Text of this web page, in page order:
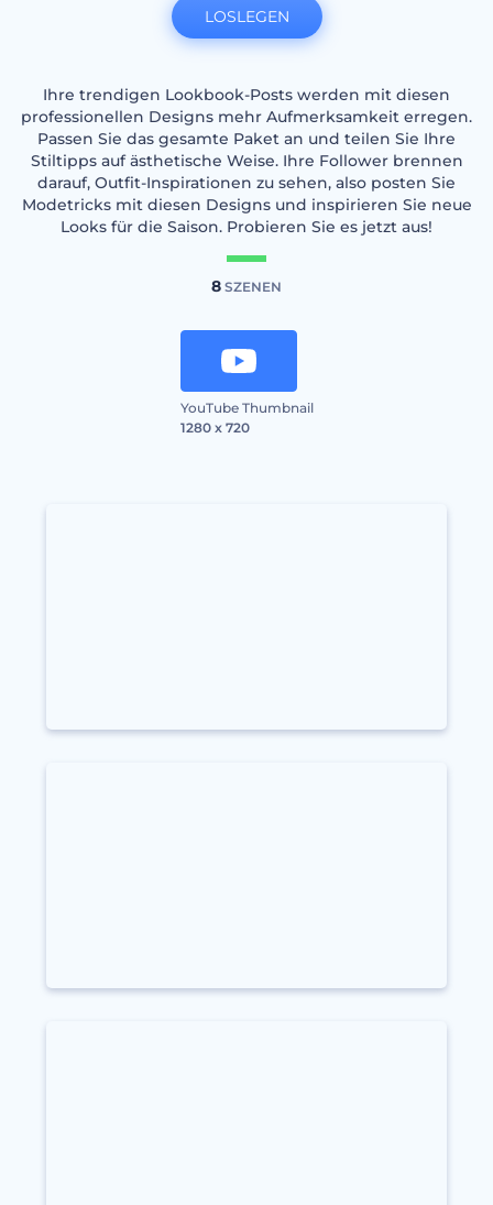
Ihre trendigen Lookbook-Posts werden mit diesen
professionellen Designs mehr Aufmerksamkeit erregen.
Passen Sie das gesamte Paket an und teilen Sie Ihre
Stiltipps auf ästhetische Weise. Ihre Follower brennen
darauf, Outfit-Inspirationen zu sehen, also posten Sie
Modetricks mit diesen Designs und inspirieren Sie neue
Looks für die Saison. Probieren Sie es jetzt aus!
8 SZENEN
YouTube Thumbnail
1280 x 720
LOSLEGEN